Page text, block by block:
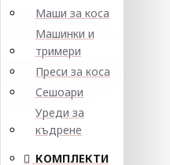
Маши за коса
Машинки и
тримери
Преси за коса
Сешоари
Уреди за
къдрене
КОМПЛЕКТИ